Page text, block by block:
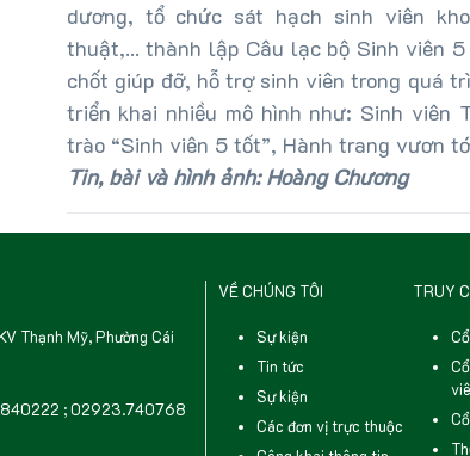
dương, tổ chức sát hạch sinh viên
thuật,... thành lập Câu lạc bộ Sinh viên
chốt giúp đỡ, hỗ trợ sinh viên trong quá
triển khai nhiều mô hình như: Sinh viên
trào “Sinh viên 5 tốt”, Hành trang vươn
Tin, bài và hình ảnh: Hoàng Chương
Thạnh Mỹ, Phường Cái
; 02923.740768
VỀ CHÚNG TÔI
Sự kiện
Tin tức
Sự kiện
Các đơn vị trực thuộc
TRUY